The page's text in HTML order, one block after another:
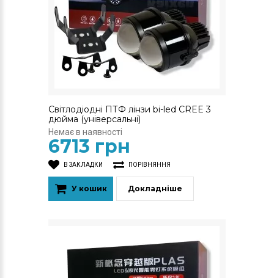
Світлодіодні ПТФ лінзи bi-led CREE 3
дюйма (універсальні)
Немає в наявності
6713 грн
В ЗАКЛАДКИ ПОРІВНЯННЯ
У кошик Докладніше